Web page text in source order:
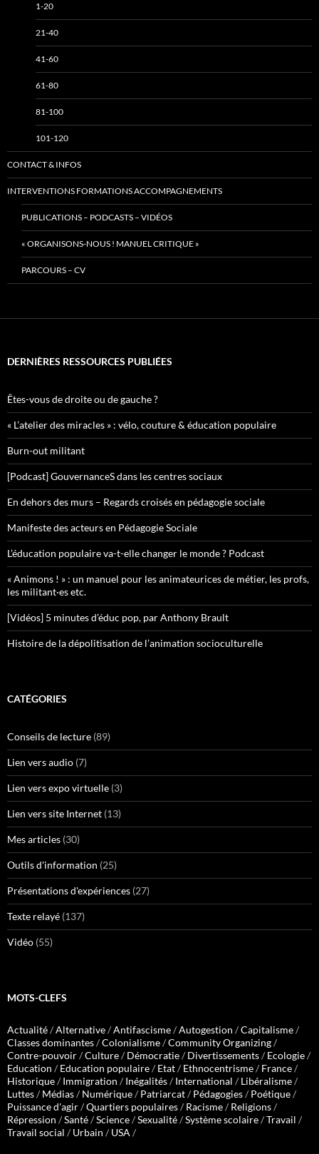
1-20
21-40
41-60
61-80
81-100
101-120
CONTACT & INFOS
INTERVENTIONS FORMATIONS ACCOMPAGNEMENTS
PUBLICATIONS – PODCASTS – VIDÉOS
« ORGANISONS-NOUS ! MANUEL CRITIQUE »
PARCOURS – CV
DERNIÈRES RESSOURCES PUBLIÉES
Êtes-vous de droite ou de gauche ?
« L’atelier des miracles » : vélo, couture & éducation populaire
Burn-out militant
[Podcast] GouvernanceS dans les centres sociaux
En dehors des murs – Regards croisés en pédagogie sociale
Manifeste des acteurs en Pédagogie Sociale
L’éducation populaire va-t-elle changer le monde ? Podcast
« Animons ! » : un manuel pour les animateurices de métier, les profs,
les militant·es etc.
[Vidéos] 5 minutes d’éduc pop, par Anthony Brault
Histoire de la dépolitisation de l’animation socioculturelle
CATÉGORIES
Conseils de lecture (89)
Lien vers audio (7)
Lien vers expo virtuelle (3)
Lien vers site Internet (13)
Mes articles (30)
Outils d'information (25)
Présentations d'expériences (27)
Texte relayé (137)
Vidéo (55)
MOTS-CLEFS
Actualité/Alternative/Antifascisme/Autogestion /Capitalisme/
Classes dominantes/Colonialisme/Community Organizing/
Contre-pouvoir/Culture/ Démocratie/ Divertissements/ Ecologie/
Education / Education populaire/ Etat/ Ethnocentrisme/ France/
Historique/ Immigration / Inégalités/ International / Libéralisme/
Luttes/ Médias/ Numérique/ Patriarcat/ Pédagogies/ Poétique/
Puissance d'agir/Quartiers populaires/ Racisme/ Religions/
Répression /Santé/Science/Sexualité/Système scolaire/Travail /
Travail social / Urbain / USA /